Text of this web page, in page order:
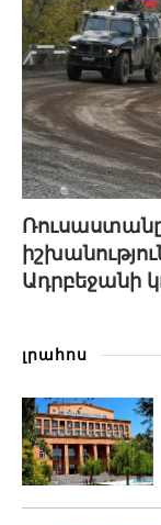
Ադրբեջանի
լրահոս